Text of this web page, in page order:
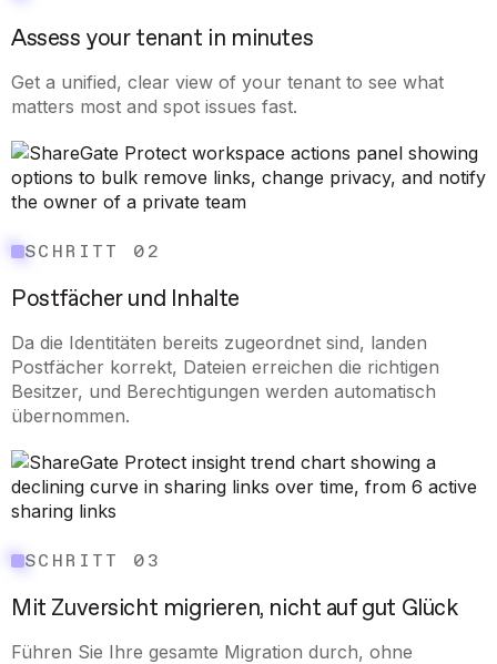
Assess your tenant in minutes
Get a unified, clear view of your tenant to see what
matters most and spot issues fast.
SCHRITT 02
Postfächer und Inhalte
Da die Identitäten bereits zugeordnet sind, landen
Postfächer korrekt, Dateien erreichen die richtigen
Besitzer, und Berechtigungen werden automatisch
übernommen.
SCHRITT 03
Mit Zuversicht migrieren, nicht auf gut Glück
Führen Sie Ihre gesamte Migration durch, ohne